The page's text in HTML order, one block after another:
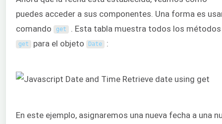
puedes acceder a sus componentes. Una forma es
comando
get . Esta tabla muestra todos los métodos
get para el objeto Date :
En este ejemplo, asignaremos una nueva fecha a una